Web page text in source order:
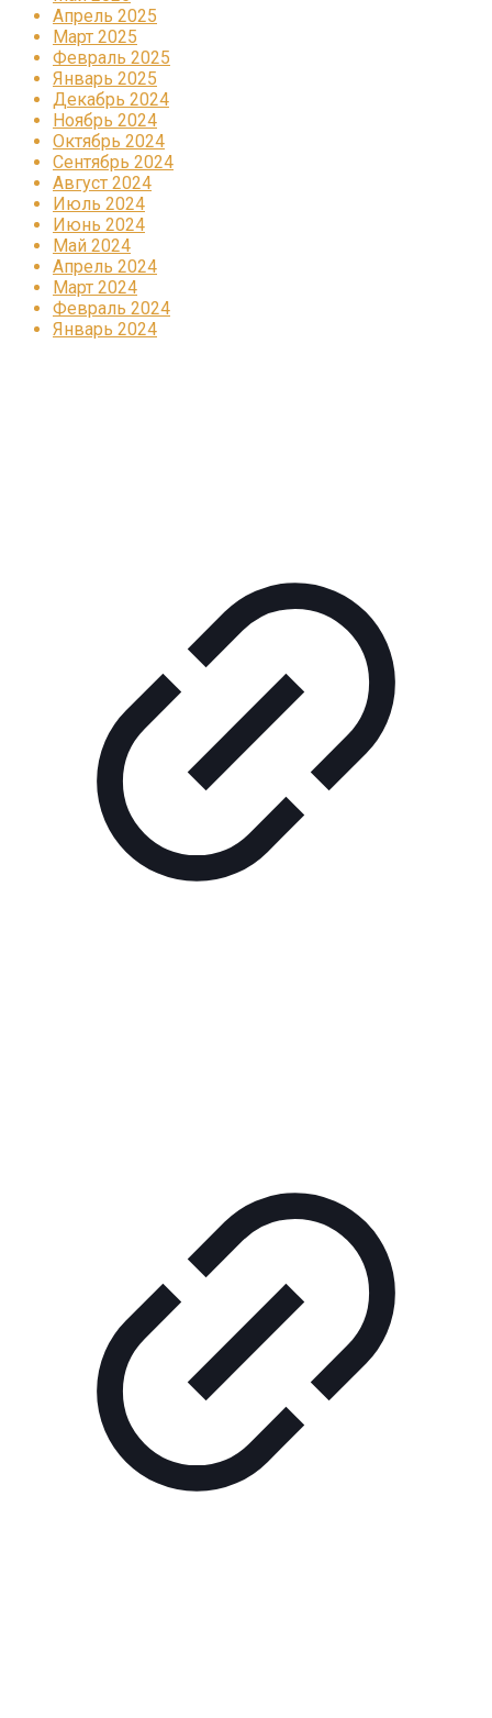
Апрель 2025
Март 2025
Февраль 2025
Январь 2025
Декабрь 2024
Ноябрь 2024
Октябрь 2024
Сентябрь 2024
Август 2024
Июль 2024
Июнь 2024
Май 2024
Апрель 2024
Март 2024
Февраль 2024
Январь 2024